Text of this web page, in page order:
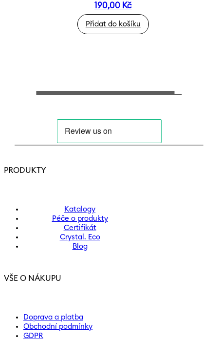
190,00 Kč
Přidat do košíku
PRODUKTY
Katalogy
Péče o produkty
Certifikát
Crystal. Eco
Blog
VŠE O NÁKUPU
Doprava a platba
Obchodní podmínky
GDPR